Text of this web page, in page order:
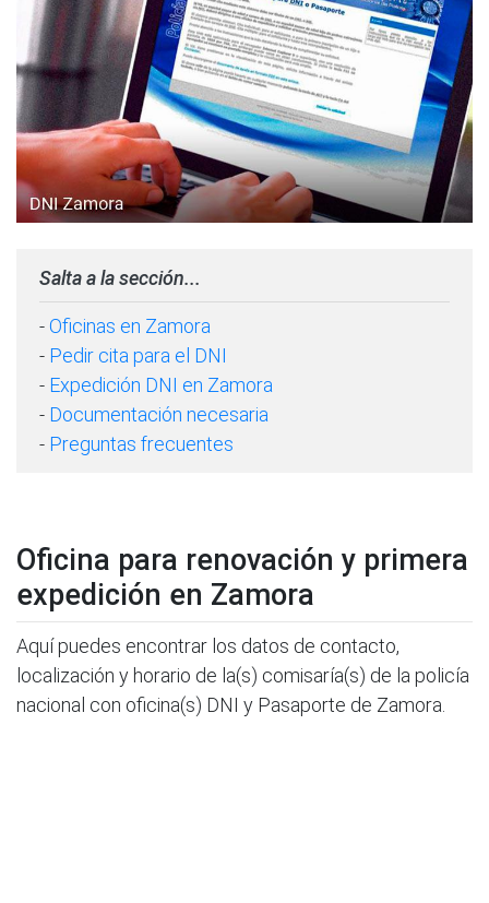
Salta a la sección...
-Oficinas en Zamora
- Pedir cita para el DNI
- Expedición DNI en Zamora
- Documentación necesaria
- Preguntas frecuentes
Oficina para renovación y primera
expedición en Zamora
Aquí puedes encontrar los datos de contacto,
localización y horario de la(s) comisaría(s) de la policía
nacional con oficina(s) DNI y Pasaporte de Zamora.